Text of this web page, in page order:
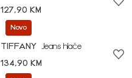
127,90 KM
Novo
TIFFANY
Jeans hlače
134,90 KM